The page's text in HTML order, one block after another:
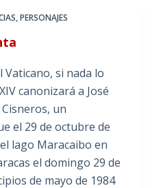
,PERSONAJES
Vaticano, si nada lo
canonizará a José
un
el 29 de octubre de
lago Maracaibo en
el domingo 29 de
de mayo de 1984